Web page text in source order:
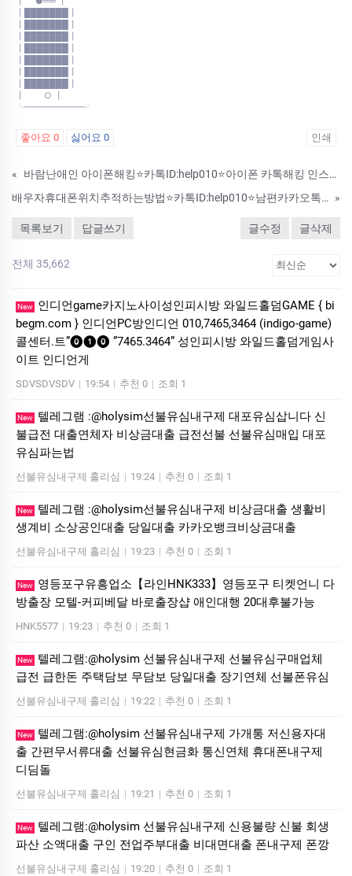
┃ ○ ┃
╰━━━━━━━╯
좋아요 0 싫어요 0 인쇄
«
바람난애인 아이폰해킹⭐카톡ID:help010⭐아이폰 카톡해킹 인스타해킹 해드립니다
배우자휴대폰위치추적하는방법⭐카톡ID:help010⭐남편카카오톡해킹/카톡복구/용산복제폰/스마트폰복제/문자통화내역확인복구 »
목록보기 답글쓰기 글수정 글삭제
전체 35,662
New
인디언game카­지노사이성인피시방 와일드홀덤GAME { bi
begm.com } 인디언PC방인디언 010,7465,3464 (indigo-game)
콜센터.트”⓿❶⓿ ”7465.3464” 성인피시방 와일드홀덤게임사
이트 인디언게
SDVSDVSDV | 19:54 | 추천 0 | 조회 1
New
텔레그램 :@holysim선불유심내구제 대포유심삽니다 신
불급전 대출연체자 비상금대출 급전선불 선불유심매입 대포
유심파는법
선불유심내구제 홀리심 | 19:24 | 추천 0 | 조회 1
New
텔레그램 :@holysim선불유심내구제 비상금대출 생활비
생계비 소상공인대출 당일대출 카카오뱅크비상금대출
선불유심내구제 홀리심 | 19:23 | 추천 0 | 조회 1
New
영등포구유흥업소【라인HNK333】영등포구 티켓언니 다
방출장 모텔-커피베달 바로출장샵 애인대행 20대후불가능
HNK5577 | 19:23 | 추천 0 | 조회 1
New
텔레그램:@holysim 선불유심내구제 선불유심구매업체
급전 급한돈 주택담보 무담보 당일대출 장기연체 선불폰유심
선불유심내구제 홀리심 | 19:22 | 추천 0 | 조회 1
New
텔레그램:@holysim 선불유심내구제 가개통 저신용자대
출 간편무서류대출 선불유심현금화 통신연체 휴대폰내구제
디딤돌
선불유심내구제 홀리심 | 19:21 | 추천 0 | 조회 1
New
텔레그램:@holysim 선불유심내구제 신용불량 신불 회생
파산 소액대출 구인 전업주부대출 비대면대출 폰내구제 폰깡
선불유심내구제 홀리심 | 19:20 | 추천 0 | 조회 1